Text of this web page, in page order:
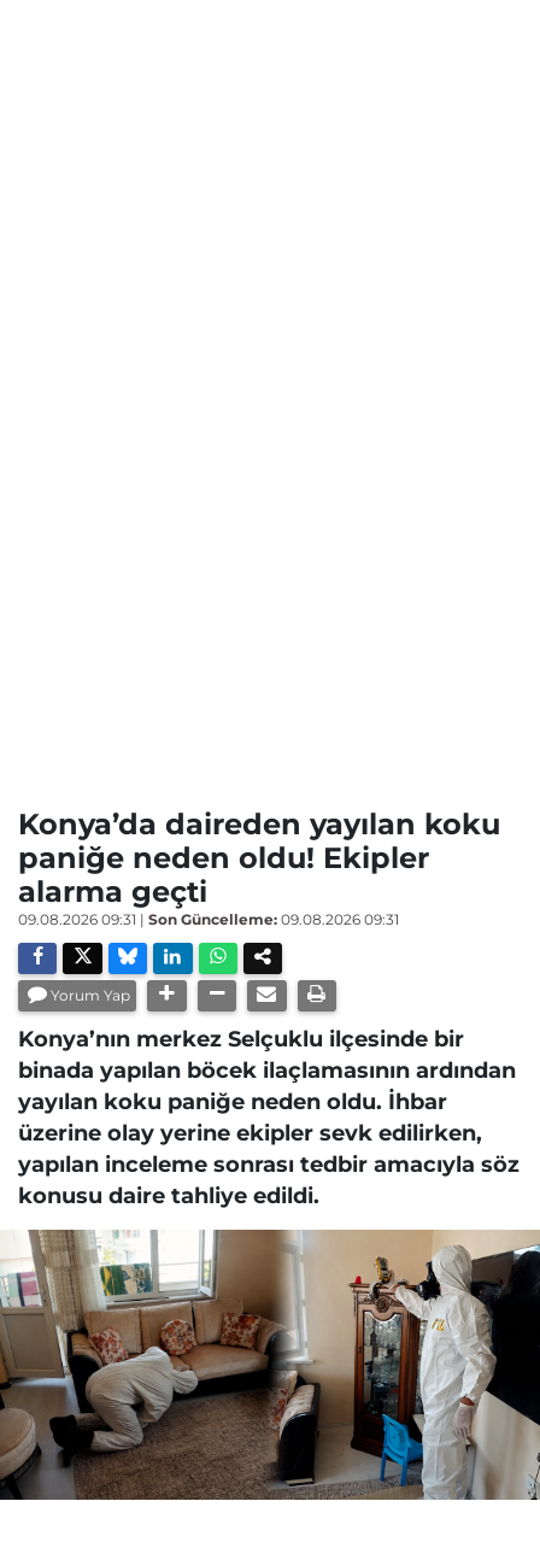
Konya’da daireden yayılan koku
paniğe neden oldu! Ekipler
alarma geçti
09.08.2026 09:31 | Son Güncelleme: 09.08.2026 09:31
Yorum Yap
Konya’nın merkez Selçuklu ilçesinde bir
binada yapılan böcek ilaçlamasının ardından
yayılan koku paniğe neden oldu. İhbar
üzerine olay yerine ekipler sevk edilirken,
yapılan inceleme sonrası tedbir amacıyla söz
konusu daire tahliye edildi.